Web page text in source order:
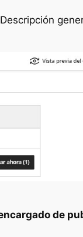
Descripción
de